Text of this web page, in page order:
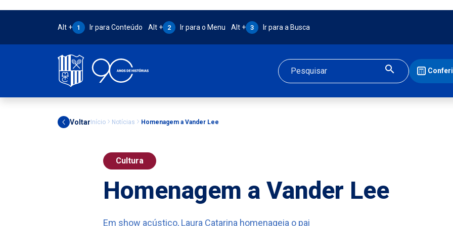
Buscar
Voltar Início Notícias Homenagem a Vander Lee
Cultura
Homenagem a Vander Lee
Em show acústico, Laura Catarina homenageia o pai